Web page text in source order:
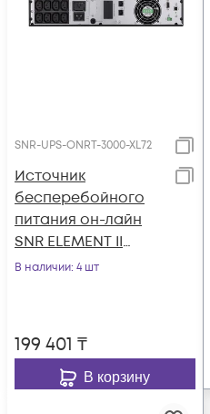
SNR-UPS-ONRT-3000-XL72
Источник
бесперебойного
питания он-лайн
SNR ELEMENT II
3000ВА/3000Вт (PF-
В наличии: 4 шт
199 401 ₸
В корзину